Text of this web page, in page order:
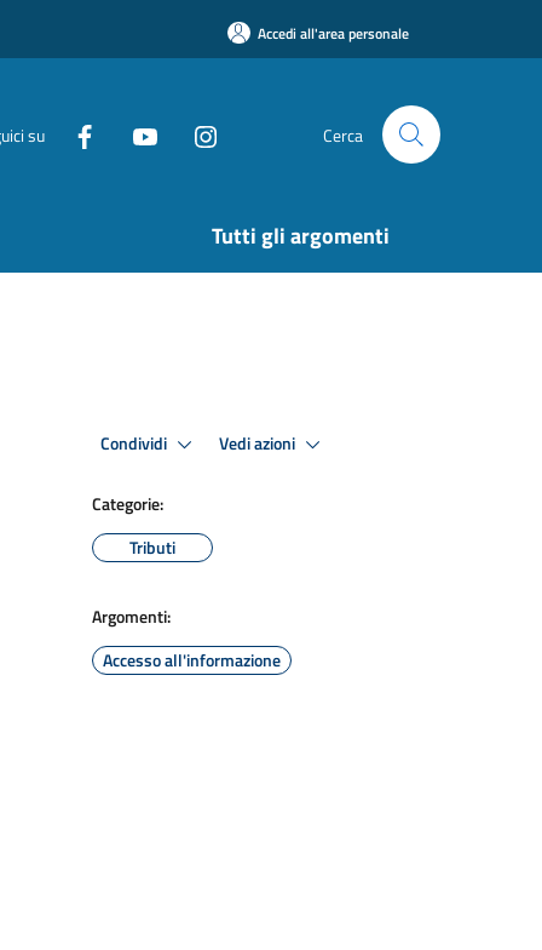
Accedi all'area personale
su Cerca
Tutti gli argomenti
Condividi Vedi azioni
Categorie:
Tributi
Argomenti:
Accesso all'informazione